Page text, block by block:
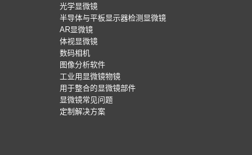
光学显微镜
半导体与平板显示器检测显微镜
AR显微镜
体视显微镜
数码相机
图像分析软件
工业用显微镜物镜
用于整合的显微镜部件
显微镜常见问题
定制解决方案